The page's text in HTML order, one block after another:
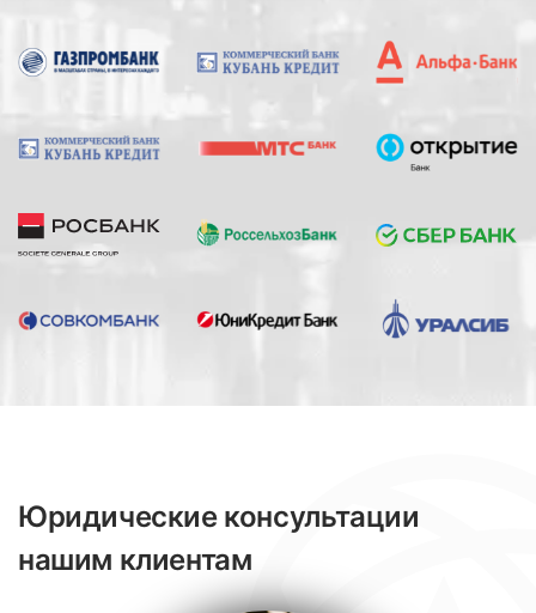
Юридические консультации
нашим клиентам